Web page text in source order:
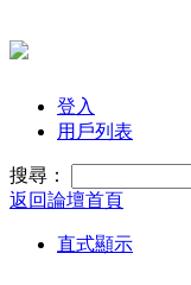
登入
用戶列表
搜尋：
返回論壇首頁
直式顯示